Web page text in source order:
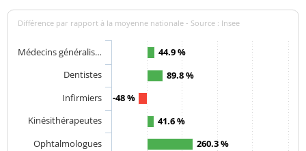
Différence par rapport à la moyenne nationale - Source : Insee
44.9 %
89.8 %
-48 %
41.6 %
260.3 %
Médecins généralis…
Dentistes
Infirmiers
Kinésithérapeutes
Ophtalmologues